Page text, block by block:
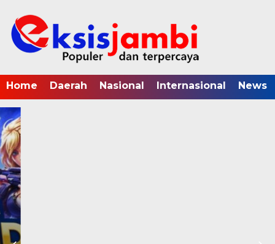
Home Daerah Nasional Internasional News